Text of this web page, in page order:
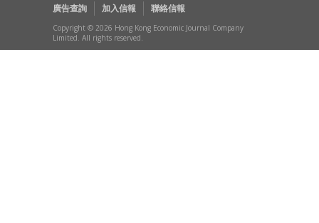
廣告查詢
加入信報 聯絡信報
Copyright © 2026 Hong Kong Economic Journal Company
Limited. All rights reserved.